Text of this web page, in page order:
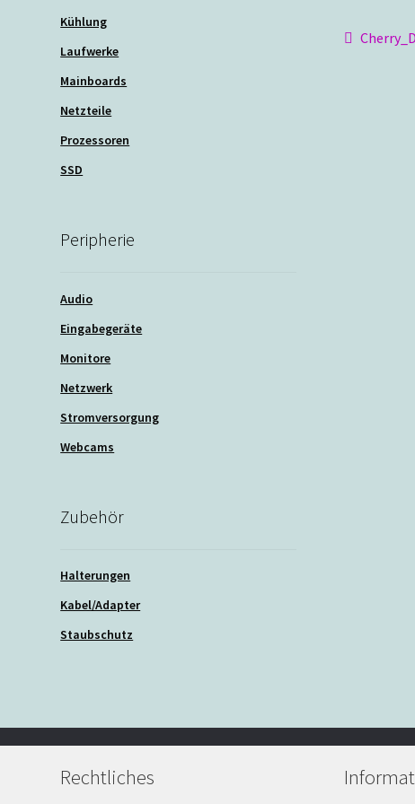
Kühlung
Laufwerke
Mainboards
Netzteile
Prozessoren
SSD
Peripherie
Audio
Eingabegeräte
Monitore
Netzwerk
Stromversorgung
Webcams
Zubehör
Halterungen
Kabel/Adapter
Staubschutz
Rechtliches